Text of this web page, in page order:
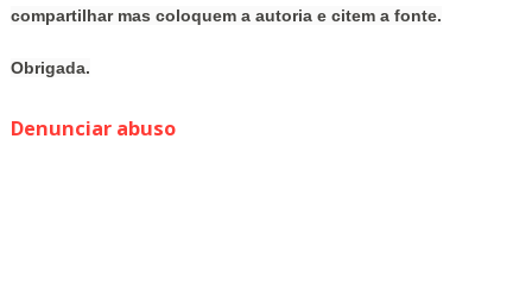
compartilhar mas coloquem a autoria e citem a fonte.
Obrigada.
Denunciar abuso